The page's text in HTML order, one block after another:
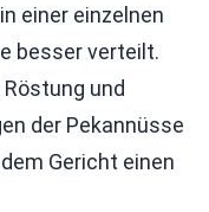
einer einzelnen
besser verteilt.
und
der Pekannüsse
Gericht einen